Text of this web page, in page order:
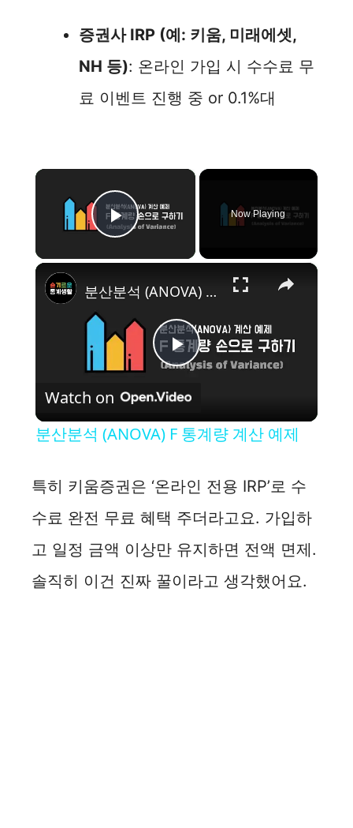
증권사 IRP (예: 키움, 미래에셋,
NH 등): 온라인 가입 시 수수료 무
료 이벤트 진행 중 or 0.1%대
×
Play Video
Now Playing
×
P
y
V
분산분석 (ANOVA) F 통계량 계산 예제
Watch on
분산분석 (ANOVA) F 통계량 계산 예제
특히 키움증권은 ‘온라인 전용 IRP’로 수
수료 완전 무료 혜택 주더라고요. 가입하
고 일정 금액 이상만 유지하면 전액 면제.
솔직히 이건 진짜 꿀이라고 생각했어요.